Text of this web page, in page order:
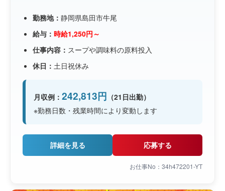
勤務地： 静岡県島田市牛尾
給与： 時給1,250円～
仕事内容： スープや調味料の原料投入
休日： 土日祝休み
月収例： 242,813円 （21日出勤）
※勤務日数・残業時間により変動します
詳細を見る 応募する
お仕事No：34h472201-YT